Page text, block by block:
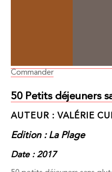
Commander
50 Petits déjeuners
AUTEUR : VALÉRIE
Edition : La Plage
Date : 2017